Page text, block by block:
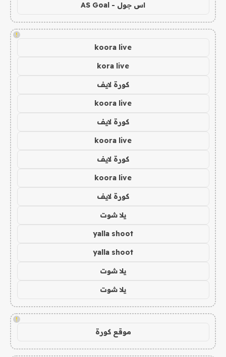
اس جول - AS Goal
!
koora live
kora live
كورة لايف
koora live
كورة لايف
koora live
كورة لايف
koora live
كورة لايف
يلا شوت
yalla shoot
yalla shoot
يلا شوت
يلا شوت
!
موقع كورة